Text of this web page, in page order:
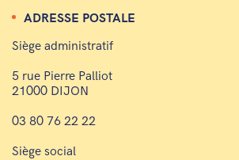
ADRESSE POSTALE
Siège administratif
5 rue Pierre Palliot
21000 DIJON
03 80 76 22 22
Siège social